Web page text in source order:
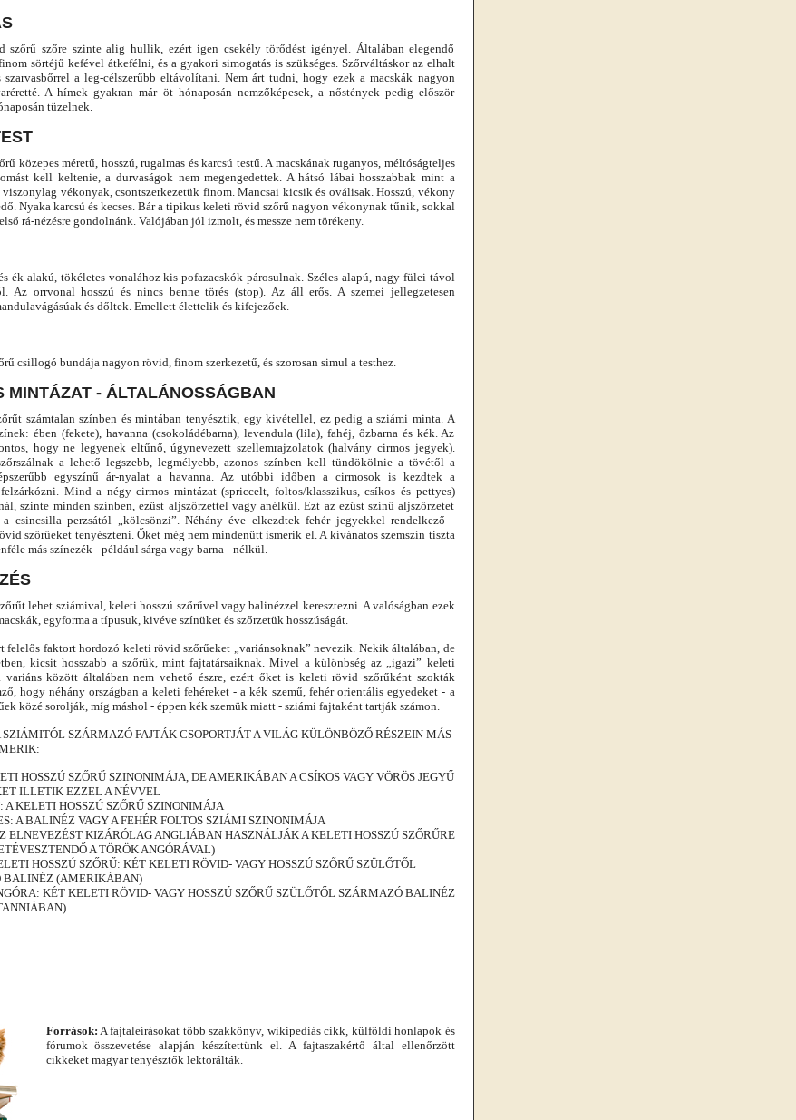
szőre szinte alig hullik, ezért igen csekély törődést igényel. Általában elegendő
sörtéjű kefével átkefélni, és a gyakori simogatás is szükséges. Szőrváltáskor az elhalt
szarvasbőrrel a leg-célszerűbb eltávolítani. Nem árt tudni, hogy ezek a macskák nagyon
A hímek gyakran már öt hónaposán nemzőképesek, a nőstények pedig először
tüzelnek.
közepes méretű, hosszú, rugalmas és karcsú testű. A macskának ruganyos, méltóságteljes
kell keltenie, a durvaságok nem megengedettek. A hátsó lábai hosszabbak mint a
vékonyak, csontszerkezetük finom. Mancsai kicsik és oválisak. Hosszú, vékony
Nyaka karcsú és kecses. Bár a tipikus keleti rövid szőrű nagyon vékonynak tűnik, sokkal
rá-nézésre gondolnánk. Valójában jól izmolt, és messze nem törékeny.
ék alakú, tökéletes vonalához kis pofazacskók párosulnak. Széles alapú, nagy fülei távol
Az orrvonal hosszú és nincs benne törés (stop). Az áll erős. A szemei jellegzetesen
és dőltek. Emellett élettelik és kifejezőek.
csillogó bundája nagyon rövid, finom szerkezetű, és szorosan simul a testhez.
MINTÁZAT - ÁLTALÁNOSSÁGBAN
számtalan színben és mintában tenyésztik, egy kivétellel, ez pedig a sziámi minta. A
ében (fekete), havanna (csokoládébarna), levendula (lila), fahéj, őzbarna és kék. Az
hogy ne legyenek eltűnő, úgynevezett szellemrajzolatok (halvány cirmos jegyek).
a lehető legszebb, legmélyebb, azonos színben kell tündökölnie a tövétől a
egyszínű ár-nyalat a havanna. Az utóbbi időben a cirmosok is kezdtek a
felzárkózni. Mind a négy cirmos mintázat (spriccelt, foltos/klasszikus, csíkos és pettyes)
szinte minden színben, ezüst aljszőrzettel vagy anélkül. Ezt az ezüst színű aljszőrzetet
a csincsilla perzsától „kölcsönzi”. Néhány éve elkezdtek fehér jegyekkel rendelkező -
szőrűeket tenyészteni. Őket még nem mindenütt ismerik el. A kívánatos szemszín tiszta
más színezék - például sárga vagy barna - nélkül.
lehet sziámival, keleti hosszú szőrűvel vagy balinézzel keresztezni. A valóságban ezek
egyforma a típusuk, kivéve színüket és szőrzetük hosszúságát.
felelős faktort hordozó keleti rövid szőrűeket „variánsoknak” nevezik. Nekik általában, de
kicsit hosszabb a szőrük, mint fajtatársaiknak. Mivel a különbség az „igazi” keleti
variáns között általában nem vehető észre, ezért őket is keleti rövid szőrűként szokták
hogy néhány országban a keleti fehéreket - a kék szemű, fehér orientális egyedeket - a
közé sorolják, míg máshol - éppen kék szemük miatt - sziámi fajtaként tartják számon.
SZÁRMAZÓ FAJTÁK CSOPORTJÁT A VILÁG KÜLÖNBÖZŐ RÉSZEIN MÁS-
HOSSZÚ SZŐRŰ SZINONIMÁJA, DE AMERIKÁBAN A CSÍKOS VAGY VÖRÖS JEGYŰ
ILLETIK EZZEL A NÉVVEL
KELETI HOSSZÚ SZŐRŰ SZINONIMÁJA
A BALINÉZ VAGY A FEHÉR FOLTOS SZIÁMI SZINONIMÁJA
ELNEVEZÉST KIZÁRÓLAG ANGLIÁBAN HASZNÁLJÁK A KELETI HOSSZÚ SZŐRŰRE
A TÖRÖK ANGÓRÁVAL)
HOSSZÚ SZŐRŰ: KÉT KELETI RÖVID- VAGY HOSSZÚ SZŐRŰ SZÜLŐTŐL
BALINÉZ (AMERIKÁBAN)
KÉT KELETI RÖVID- VAGY HOSSZÚ SZŐRŰ SZÜLŐTŐL SZÁRMAZÓ BALINÉZ
Források: A fajtaleírásokat több szakkönyv, wikipediás cikk, külföldi honlapok és
fórumok összevetése alapján készítettünk el. A fajtaszakértő által ellenőrzött
cikkeket magyar tenyésztők lektorálták.